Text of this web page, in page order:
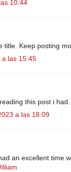
10:44
title. Keep posting
las 15:45
this post i
a las 18:09
an excellent time